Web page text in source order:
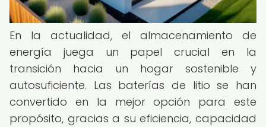
En la actualidad, el almacenamiento de
energía juega un papel crucial en la
transición hacia un hogar sostenible y
autosuficiente. Las baterías de litio se han
convertido en la mejor opción para este
propósito, gracias a su eficiencia, capacidad